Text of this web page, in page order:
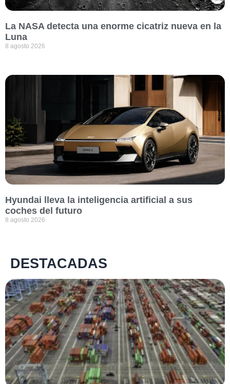
La NASA detecta una enorme cicatriz nueva en la
Luna
8 agosto 2026
Hyundai lleva la inteligencia artificial a sus
coches del futuro
8 agosto 2026
DESTACADAS